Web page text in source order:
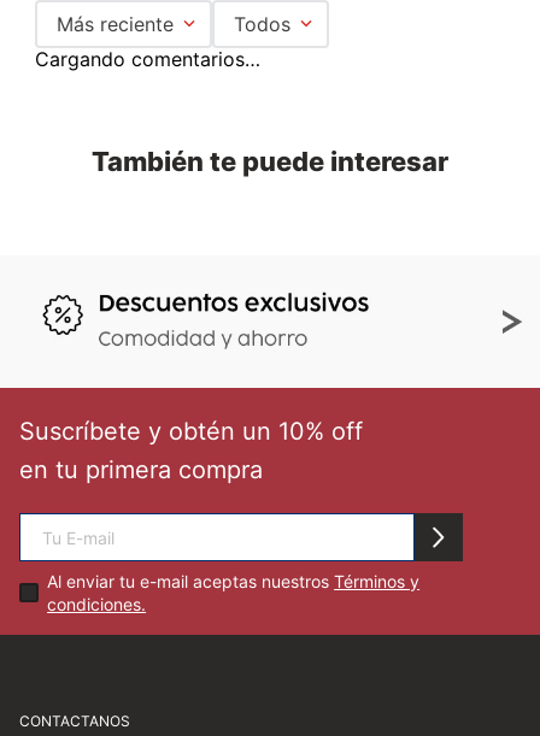
Más reciente
Todos
Cargando comentarios…
También te puede interesar
Suscríbete y obtén un 10% off
en tu primera compra
Al enviar tu e-mail aceptas nuestrosTérminos y
condiciones.
CONTACTANOS